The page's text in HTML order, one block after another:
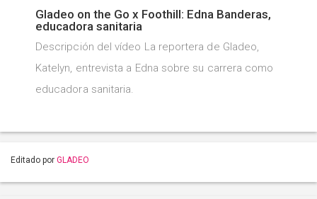
Gladeo on the Go x Foothill: Edna Banderas,
educadora sanitaria
Descripción del vídeo La reportera de Gladeo,
Katelyn, entrevista a Edna sobre su carrera como
educadora sanitaria.
Editado por GLADEO